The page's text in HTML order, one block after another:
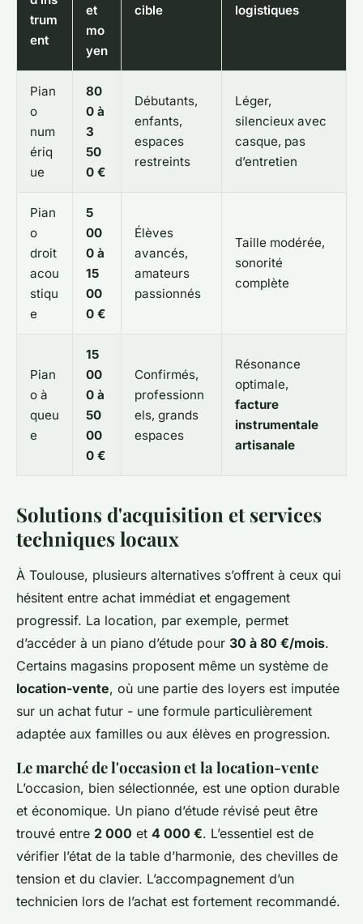
trum
ent
et
mo
yen
cible logistiques
Pian
o
num
ériq
ue
80
0 à
3
50
0 €
Débutants,
enfants,
espaces
restreints
Léger,
silencieux avec
casque, pas
d’entretien
Pian
o
droit
acou
stiqu
e
5
00
0 à
15
00
0 €
Élèves
avancés,
amateurs
passionnés
Taille modérée,
sonorité
complète
Pian
o à
queu
e
15
00
0 à
50
00
0 €
Confirmés,
professionn
els, grands
espaces
Résonance
optimale,
facture
instrumentale
artisanale
Solutions d'acquisition et services
techniques locaux
À Toulouse, plusieurs alternatives s’offrent à ceux qui
hésitent entre achat immédiat et engagement
progressif. La location, par exemple, permet
d’accéder à un piano d’étude pour 30 à 80 €/mois.
Certains magasins proposent même un système de
location-vente, où une partie des loyers est imputée
sur un achat futur - une formule particulièrement
adaptée aux familles ou aux élèves en progression.
Le marché de l'occasion et la location-vente
L’occasion, bien sélectionnée, est une option durable
et économique. Un piano d’étude révisé peut être
trouvé entre 2 000 et 4 000 €. L’essentiel est de
vérifier l’état de la table d’harmonie, des chevilles de
tension et du clavier. L’accompagnement d’un
technicien lors de l’achat est fortement recommandé.